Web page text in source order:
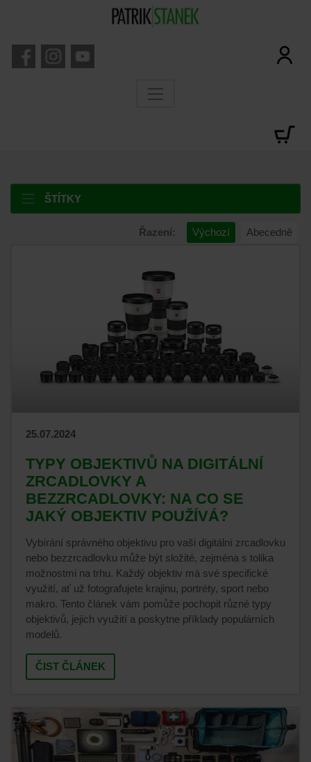
ŠTÍTKY
Řazení: Výchozí Abecedně
25.07.2024
TYPY OBJEKTIVŮ NA DIGITÁLNÍ
ZRCADLOVKY A
BEZZRCADLOVKY: NA CO SE
JAKÝ OBJEKTIV POUŽÍVÁ?
Vybírání správného objektivu pro vaši digitální zrcadlovku
nebo bezzrcadlovku může být složité, zejména s tolika
možnostmi na trhu. Každý objektiv má své specifické
využití, ať už fotografujete krajinu, portréty, sport nebo
makro. Tento článek vám pomůže pochopit různé typy
objektivů, jejich využití a poskytne příklady populárních
modelů.
ČIST ČLÁNEK